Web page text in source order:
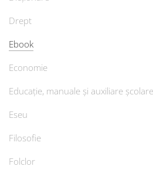
Drept
Ebook
Economie
Educație, manuale și auxiliare școlare
Eseu
Filosofie
Folclor